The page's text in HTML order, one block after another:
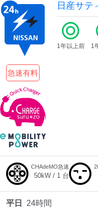
日産サテ
急速有料
1年以上前 1
CHAdeMO急速
50kW / 1 台
平日
24時間